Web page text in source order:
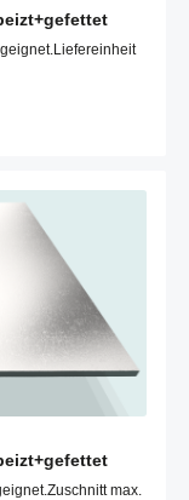
max.